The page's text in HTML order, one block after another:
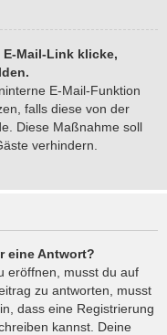
Mail-Link klicke,
E-Mail-Funktion
falls diese von der
Diese Maßnahme soll
verhindern.
eine Antwort?
eröffnen, musst du auf
zu antworten, musst
dass eine Registrierung
kannst. Deine